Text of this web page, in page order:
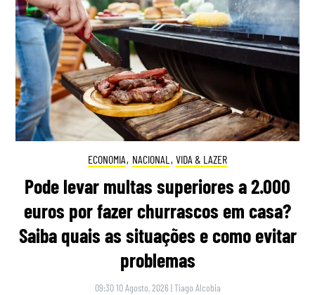
ECONOMIA, NACIONAL , VIDA & LAZER
Pode levar multas superiores a 2.000
euros por fazer churrascos em casa?
Saiba quais as situações e como evitar
problemas
09:30 10 Agosto, 2026 |Tiago Alcobia